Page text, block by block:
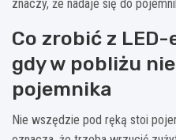
znaczy, że nadaje się do
Co zrobić z
gdy w pobliżu
pojemnika
Nie wszędzie pod ręką stoi